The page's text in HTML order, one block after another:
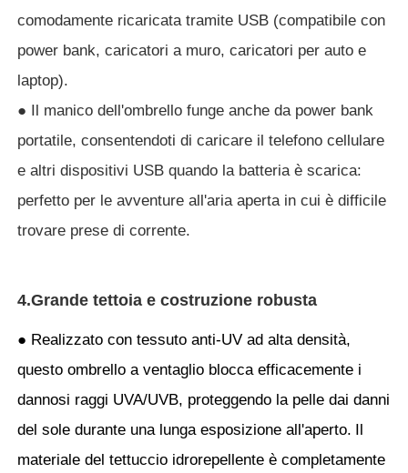
comodamente ricaricata tramite USB (compatibile con
power bank, caricatori a muro, caricatori per auto e
laptop).
● Il manico dell'ombrello funge anche da power bank
portatile, consentendoti di caricare il telefono cellulare
e altri dispositivi USB quando la batteria è scarica:
perfetto per le avventure all'aria aperta in cui è difficile
trovare prese di corrente.
4.Grande tettoia e costruzione robusta
● Realizzato con tessuto anti-UV ad alta densità,
questo ombrello a ventaglio blocca efficacemente i
dannosi raggi UVA/UVB, proteggendo la pelle dai danni
del sole durante una lunga esposizione all'aperto.
materiale del tettuccio idrorepellente è completamente